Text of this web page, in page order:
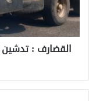
القضارف : تدشين